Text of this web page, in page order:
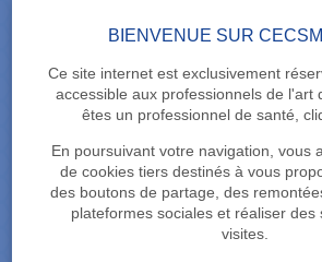
BIENVENUE SUR
Ce site internet est exclusivement
accessible aux professionnels de l'art
êtes un professionnel de santé,
En poursuivant votre navigation, vous
de cookies tiers destinés à vous
des boutons de partage, des
plateformes sociales et réaliser des
visites.